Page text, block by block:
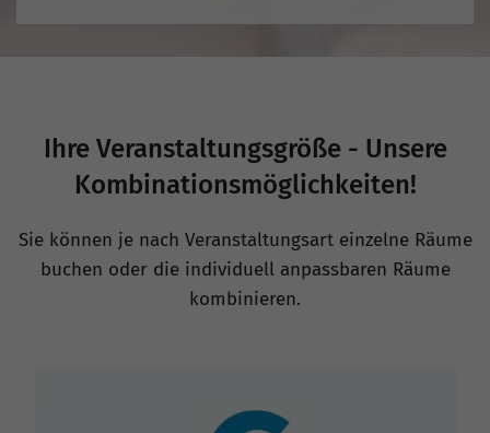
Ihre Veranstaltungsgröße - Unsere
Kombinationsmöglichkeiten!
Sie können je nach Veranstaltungsart einzelne Räume
buchen oder die individuell anpassbaren Räume
kombinieren.